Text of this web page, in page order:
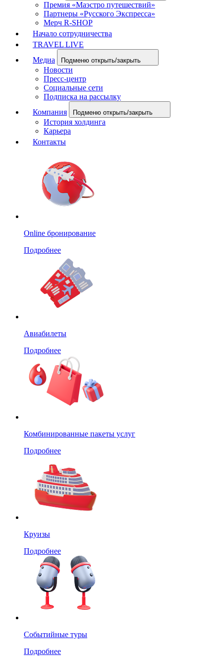
Премия «Маэстро путешествий»
Партнеры «Русского Экспресса»
Мерч R-SHOP
Начало сотрудничества
TRAVEL LIVE
Медиа
Подменю открыть/закрыть
Новости
Пресс-центр
Социальные сети
Подписка на рассылку
Компания
Подменю открыть/закрыть
История холдинга
Карьера
Контакты
Online бронирование
Подробнее
Авиабилеты
Подробнее
Комбинированные пакеты услуг
Подробнее
Круизы
Подробнее
Событийные туры
Подробнее